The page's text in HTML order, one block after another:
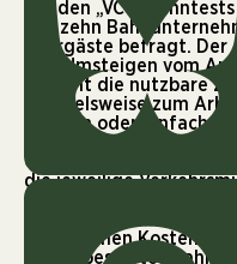
Für den „VCÖ-
von zehn
Fahrgäste befragt.
fürs Umsteigen vom
Prozent die nutzbare
beispielsweise zum
Kindern oder einfach
mit 57 Prozent der am
Grund. „Kosten sind
die jeweilige
Bundesland oder
jeweilige Bahnfahrt im
zusätzlichen Kosten“,
Ein verbessertes